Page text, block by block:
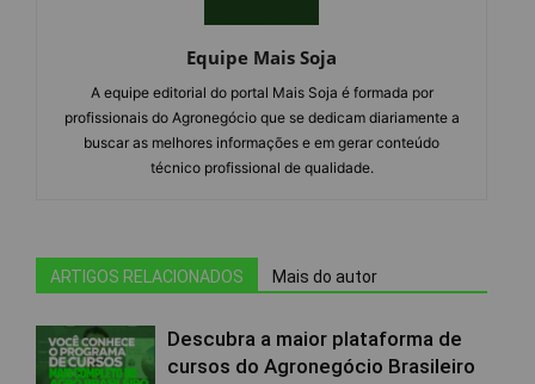
Equipe Mais Soja
A equipe editorial do portal Mais Soja é formada por
profissionais do Agronegócio que se dedicam diariamente a
buscar as melhores informações e em gerar conteúdo
técnico profissional de qualidade.
ARTIGOS RELACIONADOS Mais do autor
Descubra a maior plataforma de
cursos do Agronegócio Brasileiro